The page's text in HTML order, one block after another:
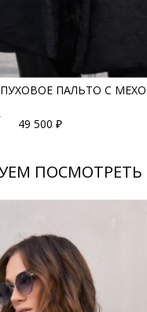
ПАЛЬТО С
49 500 ₽
ПОСМОТРЕТЬ